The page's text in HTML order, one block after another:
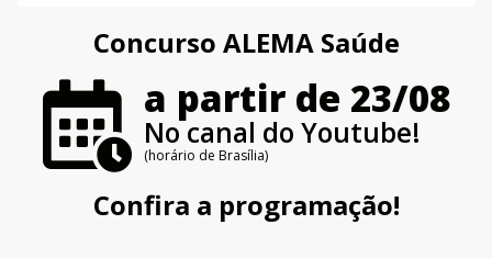
Concurso ALEMA Saúde
a partir de 23/08
No canal do Youtube!
(horário de Brasília)
Confira a programação!